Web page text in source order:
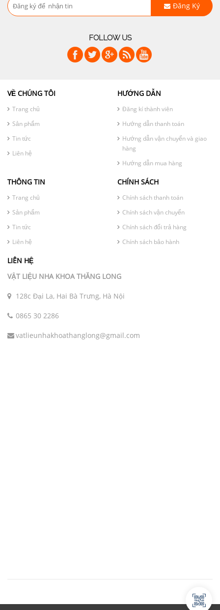
Đăng Ký
FOLLOW US
VỀ CHÚNG TÔI
Trang chủ
Sản phẩm
Tin tức
Liên hệ
HƯỚNG DẪN
Đăng kí thành viên
Hướng dẫn thanh toán
Hướng dẫn vận chuyển và giao
hàng
Hướng dẫn mua hàng
THÔNG TIN
Trang chủ
Sản phẩm
Tin tức
Liên hệ
CHÍNH SÁCH
Chính sách thanh toán
Chính sách vận chuyển
Chính sách đổi trả hàng
Chính sách bảo hành
LIÊN HỆ
VẬT LIỆU NHA KHOA THĂNG LONG
128c Đại La, Hai Bà Trưng, Hà Nội
0865 30 2286
vatlieunhakhoathanglong@gmail.com